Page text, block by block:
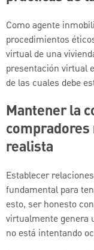
Como agente
procedimientos
virtual de una
presentación virtual
de las cuales debe
Mantener la
realista
Establecer
fundamental para
esto, ser honesto
virtualmente genera
no está intentando